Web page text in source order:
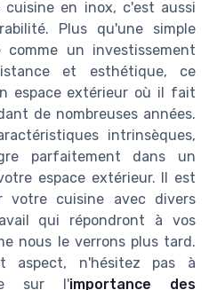
en inox, c'est aussi
Plus qu'une simple
comme un investissement
et esthétique, ce
espace extérieur où il fait
de nombreuses années.
intrinsèques,
parfaitement dans un
espace extérieur. Il est
votre cuisine avec divers
qui répondront à vos
nous le verrons plus tard.
aspect, n'hésitez pas à
sur l'importance des